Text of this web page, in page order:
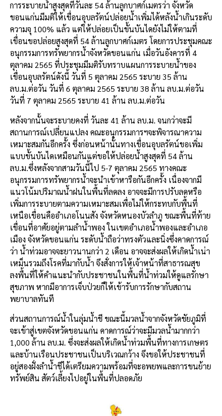
การระบายน้ำสูงสุดที่วันละ 54 ล้านลูกบาศก์เมตรว่า จังหวัด
ขอนแก่นมีมติให้เขื่อนอุบลรัตน์ปล่อยน้ำเพิ่มได้หลังน้ำเกินระดับ
ความจุ 100% แล้ว แต่ให้ปล่อยเป็นขั้นบันไดยังไม่ให้ตามที่
เขื่อนขอปล่อยสูงสุดที่ 54 ล้านลูกบาศก์เมตร โดยการประชุมคณะ
อนุกรรมการทรัพยากรน้ำจังหวัดขอนแก่น เมื่อวันอังคารที่ 4
ตุลาคม 2565 ที่ประชุมมีมติรับทราบแผนการระบายน้ำของ
เขื่อนอุบลรัตน์ดังนี้ วันที่ 5 ตุลาคม 2565 ระบาย 35 ล้าน
ลบ.ม.ต่อวัน วันที่ 6 ตุลาคม 2565 ระบาย 38 ล้าน ลบ.ม.ต่อวัน
วันที่ 7 ตุลาคม 2565 ระบาย 41 ล้าน ลบ.ม.ต่อวัน
หลังจากนั้นจะระบายคงที่ วันละ 41 ล้าน ลบ.ม. จนกว่าจะมี
สถานการณ์เปลี่ยนแปลง คณะอนุกรรมการฯจะพิจารณาความ
เหมาะสมกันอีกครั้ง ซึ่งก่อนหน้านั้นทางเขื่อนอุบลรัตน์ขอเพิ่ม
แบบขั้นบันไดเหมือนกันแต่ขอให้ปล่อยน้ำสูงสุดที่ 54 ล้าน
ลบ.ม.ซึ่งหลังจากสามวันนี้ไป 5-7 ตุลาคม 2565 ทางคณะ
อนุกรรมการทรัพยากรน้ำจะนำเข้าหารือกันอีกครั้ง เนื่องจากมี
แนวโน้มปริมาณน้ำฝนในพื้นที่ลดลง อาจจะมีการปรับลดหรือ
เพิ่มการระบายตามความเหมาะสมเพื่อไม่ให้กระทบกับพื้นที่
เหนือเขื่อนคืออำเภอโนนสัง จังหวัดหนองบัวลำภู ขณะพื้นที่ท้าย
เขื่อนที่อาศัยอยู่ตามลำน้ำพอง ในเขตอำเภอน้ำพองและอำเภอ
เมือง จังหวัดขอนแก่น ระดับน้ำถือว่าทรงตัวและนิ่งซึ่งคาดการณ์
ว่า น้ำท่วมอาจจะยาวนานกว่า 2 เดือน อาจจะส่งผลให้เกิดน้ำเน่า
เหม็นรวมถึงโรคที่มากับน้ำ จึงสั่งการให้เจ้าหน้าที่สาธารณสุข
ลงพื้นที่ให้คำแนะนำกับประชาชนในพื้นที่น้ำท่วมให้ดูแลรักษา
สุขภาพ หากมีอาการเจ็บป่วยก็ให้เข้ารับการรักษากับสถาน
พยาบาลทันที
ส่วนสถานการณ์น้ำในลุ่มน้ำชี ขณะนี้มวลน้ำจากจังหวัดชัยภูมิที่
จะเข้าสู่เขตจังหวัดขอนแก่น คาดการณ์ว่าจะมีมวลน้ำมากกว่า
1,000 ล้าน ลบ.ม. ซึ่งจะส่งผลให้เกิดน้ำท่วมพื้นที่ทางการเกษตร
และบ้านเรือนประชาชนเป็นบริเวณกว้าง จึงขอให้ประชาชนที่
อยู่สองฝั่งลำน้ำชีได้เตรียมความพร้อมที่จะอพยพและการขนย้าย
ทรัพย์สิน สัตว์เลี้ยงไปอยู่ในพื้นที่ปลอดภัย